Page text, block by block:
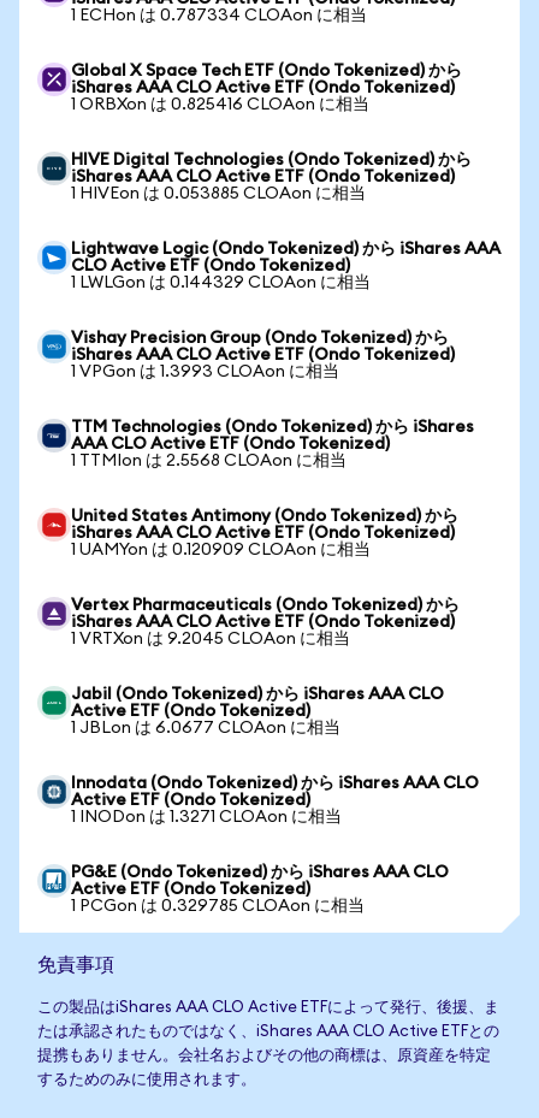
1 ECHon は 0.787334 CLOAon に相当
Global X Space Tech ETF (Ondo Tokenized) から
iShares AAA CLO Active ETF (Ondo Tokenized)
1 ORBXon は 0.825416 CLOAon に相当
HIVE Digital Technologies (Ondo Tokenized) から
iShares AAA CLO Active ETF (Ondo Tokenized)
1 HIVEon は 0.053885 CLOAon に相当
Lightwave Logic (Ondo Tokenized) から iShares AAA
CLO Active ETF (Ondo Tokenized)
1 LWLGon は 0.144329 CLOAon に相当
Vishay Precision Group (Ondo Tokenized) から
iShares AAA CLO Active ETF (Ondo Tokenized)
1 VPGon は 1.3993 CLOAon に相当
TTM Technologies (Ondo Tokenized) から iShares
AAA CLO Active ETF (Ondo Tokenized)
1 TTMIon は 2.5568 CLOAon に相当
United States Antimony (Ondo Tokenized) から
iShares AAA CLO Active ETF (Ondo Tokenized)
1 UAMYon は 0.120909 CLOAon に相当
Vertex Pharmaceuticals (Ondo Tokenized) から
iShares AAA CLO Active ETF (Ondo Tokenized)
1 VRTXon は 9.2045 CLOAon に相当
Jabil (Ondo Tokenized) から iShares AAA CLO
Active ETF (Ondo Tokenized)
1 JBLon は 6.0677 CLOAon に相当
Innodata (Ondo Tokenized) から iShares AAA CLO
Active ETF (Ondo Tokenized)
1 INODon は 1.3271 CLOAon に相当
PG&E (Ondo Tokenized) から iShares AAA CLO
Active ETF (Ondo Tokenized)
1 PCGon は 0.329785 CLOAon に相当
免責事項
この製品はiShares AAA CLO Active ETFによって発行、後援、ま
たは承認されたものではなく、iShares AAA CLO Active ETFとの
提携もありません。会社名およびその他の商標は、原資産を特定
するためのみに使用されます。